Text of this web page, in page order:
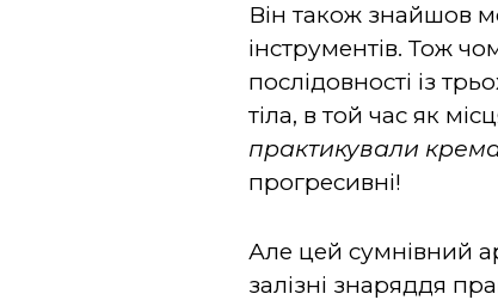
Він також знайшов
інструментів. Тож
послідовності із
тіла, в той час як
практикували
прогресивні!
Але цей сумнівний
залізні знаряддя